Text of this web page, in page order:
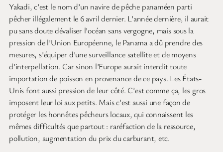
Yakadi, c’est le nom d’un navire de pêche panaméen parti
pêcher illégalement le 6 avril dernier. L’année dernière, il aurait
pu sans doute dévaliser l’océan sans vergogne, mais sous la
pression de l’Union Européenne, le Panama a dû prendre des
mesures, s’équiper d’une surveillance satellite et de moyens
d’interpellation. Car sinon l’Europe aurait interdit toute
importation de poisson en provenance de ce pays. Les États-
Unis font aussi pression de leur côté. C’est comme ça, les gros
imposent leur loi aux petits. Mais c’est aussi une façon de
protéger les honnêtes pêcheurs locaux, qui connaissent les
mêmes difficultés que partout : raréfaction de la ressource,
pollution, augmentation du prix du carburant, etc.